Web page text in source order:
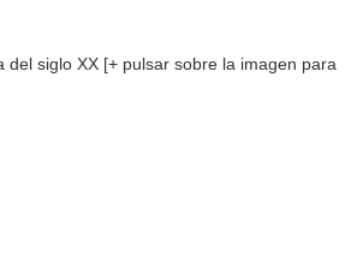
siglo XX [+ pulsar sobre la imagen para